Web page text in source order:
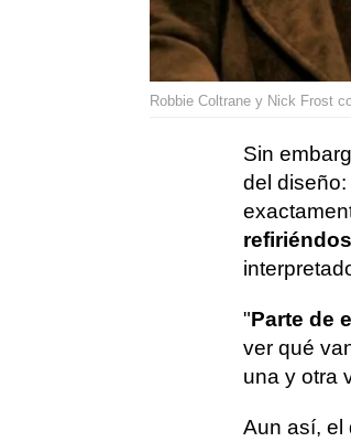
Robbie Coltrane y Nick Frost
Sin
del
"Parte de
ver qué
una y otra
Aun así, el